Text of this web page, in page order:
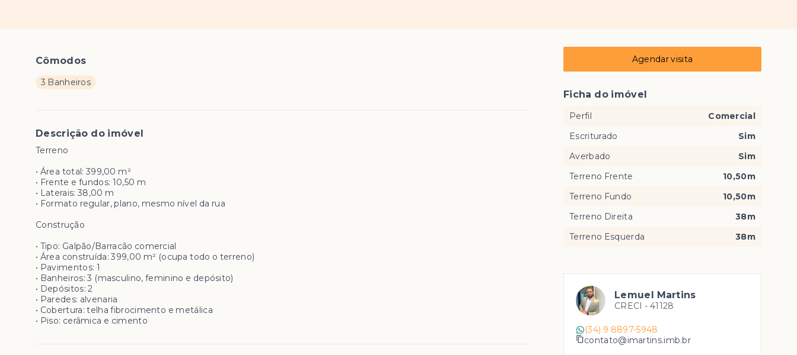
Cômodos
3 Banheiros
Descrição do imóvel
Terreno
• Área total: 399,00 m²
• Frente e fundos: 10,50 m
• Laterais: 38,00 m
• Formato regular, plano, mesmo nível da rua
Construção
• Tipo: Galpão/Barracão comercial
• Área construída: 399,00 m² (ocupa todo o terreno)
• Pavimentos: 1
• Banheiros: 3 (masculino, feminino e depósito)
• Depósitos: 2
• Paredes: alvenaria
• Cobertura: telha fibrocimento e metálica
• Piso: cerâmica e cimento
Agendar visita
Ficha do imóvel
Perfil
Comercial
Escriturado
Sim
Averbado
Sim
Terreno Frente
10,50m
Terreno Fundo
10,50m
Terreno Direita
38m
Terreno Esquerda
38m
Lemuel Martins
CRECI -41128
(34) 9 8897-5948
contato@imartins.imb.br